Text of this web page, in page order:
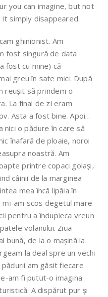
you can imagine, but not
simply disappeared.
ghinionist. Am
fost singură de data
fost cu mine) că
greu în sate mici. După
reușit să prindem o
La final de zi eram
Asta a fost bine. Apoi…
nici o pădure în care să
înafară de ploaie, noroi
noastră. Am
printre copaci golași,
câinii de la marginea
mea încă lipăia în
mi-am scos degetul mare
pentru a îndupleca vreun
volanului. Ziua
bună, de la o mașină la
la deal spre un vechi
pădurii am găsit fiecare
am fi putut-o imagina
A dispărut pur și